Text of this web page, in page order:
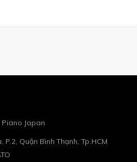
Japan
Quận Bình Thạnh, Tp.HCM